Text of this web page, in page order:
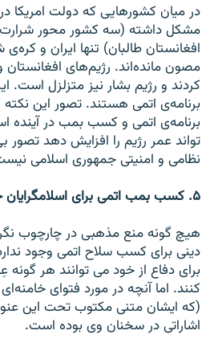
در ميان کشورهايی که دولت امريکا در
مشکل داشته (سه کشور محور شرارت
افغانستان طالبان) تنها ايران و
مصون مانده‌اند. رژيم‌های
کردند و رژيم بشار نيز متزلزل است.
برنامه‌ی اتمی هستند. تصور اين نکته
برنامه‌ی اتمی و کسب بمب در آينده
تواند عمر رژيم را افزايش دهد تصور
نظامی و امنيتی جمهوری اسلامی
۵. کسب بمب اتمی برای اسلامگرايان حاکم منع شرعی ندارد
هيچ گونه منع مذهبی در چارچوب
دينی برای کسب سلاح اتمی وجود
برای دفاع از خود می توانند هر گونه
کنند. اما آنچه در مورد فتوای
(که ايشان متنی مکتوب تحت اين
اشاراتی در سخنان وی بوده است.